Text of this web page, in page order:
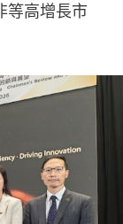
等高增長市